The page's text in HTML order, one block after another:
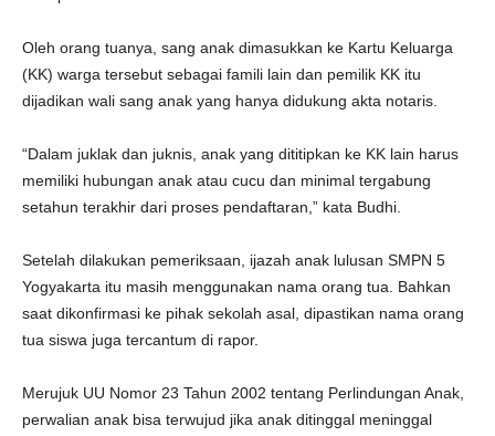
Oleh orang tuanya, sang anak dimasukkan ke Kartu Keluarga
(KK) warga tersebut sebagai famili lain dan pemilik KK itu
dijadikan wali sang anak yang hanya didukung akta notaris.
“Dalam juklak dan juknis, anak yang dititipkan ke KK lain harus
memiliki hubungan anak atau cucu dan minimal tergabung
setahun terakhir dari proses pendaftaran,” kata Budhi.
Setelah dilakukan pemeriksaan, ijazah anak lulusan SMPN 5
Yogyakarta itu masih menggunakan nama orang tua. Bahkan
saat dikonfirmasi ke pihak sekolah asal, dipastikan nama orang
tua siswa juga tercantum di rapor.
Merujuk UU Nomor 23 Tahun 2002 tentang Perlindungan Anak,
perwalian anak bisa terwujud jika anak ditinggal meninggal